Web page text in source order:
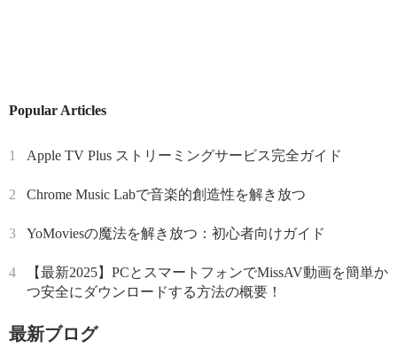
Popular Articles
1 Apple TV Plus ストリーミングサービス完全ガイド
2 Chrome Music Labで音楽的創造性を解き放つ
3 YoMoviesの魔法を解き放つ：初心者向けガイド
4
【最新2025】PCとスマートフォンでMissAV動画を簡単か
つ安全にダウンロードする方法の概要！
最新ブログ